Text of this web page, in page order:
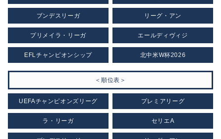
ブンデスリーガ リーグ・アン
プリメイラ・リーガ エールディヴィジ
EFLチャンピオンシップ 北中米W杯2026
＜順位表＞
UEFAチャンピオンズリーグ プレミアリーグ
ラ・リーガ セリエA